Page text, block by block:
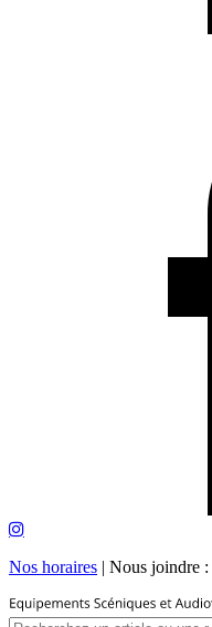
Nos horaires | Nous joindre :